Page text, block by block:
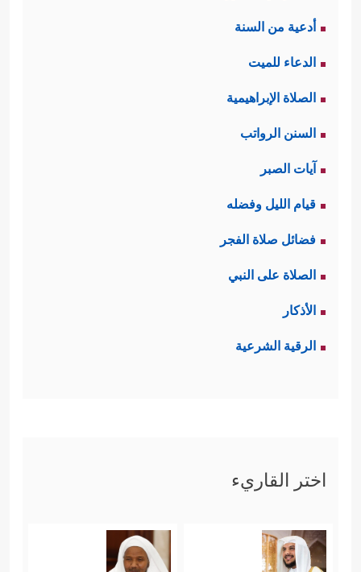
أدعية من السنة
الدعاء للميت
الصلاة الإبراهيمية
السنن الرواتب
آيات الصبر
قيام الليل وفضله
فضائل صلاة الفجر
الصلاة على النبي
الأذكار
الرقية الشرعية
اختر القاريء